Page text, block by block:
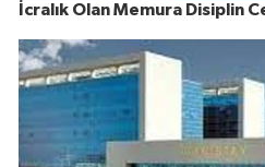
İcralık Olan Memura Disiplin